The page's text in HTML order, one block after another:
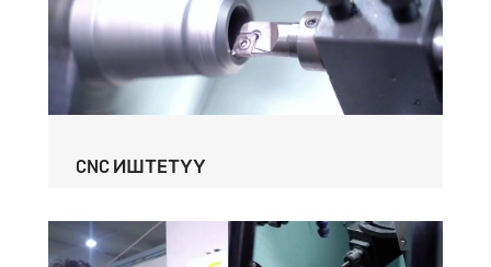
CNC ИШТЕТҮҮ